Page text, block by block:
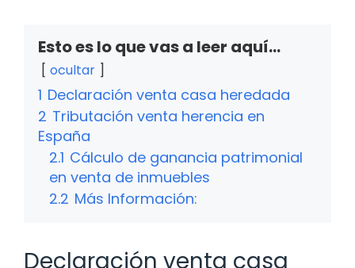
Esto es lo que vas a leer aquí...
ocultar
1 Declaración venta casa heredada
2 Tributación venta herencia en
España
2.1 Cálculo de ganancia patrimonial
en venta de inmuebles
2.2 Más Información:
Declaración venta casa